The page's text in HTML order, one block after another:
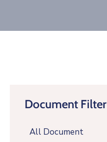
Document Filter
All Document